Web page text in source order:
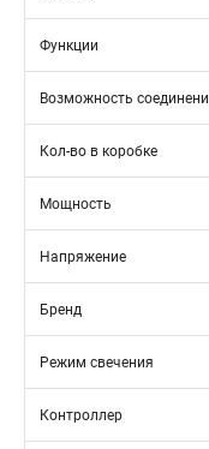
Функции
Возможность
Кол-во в коробке
Мощность
Напряжение
Бренд
Режим свечения
Контроллер